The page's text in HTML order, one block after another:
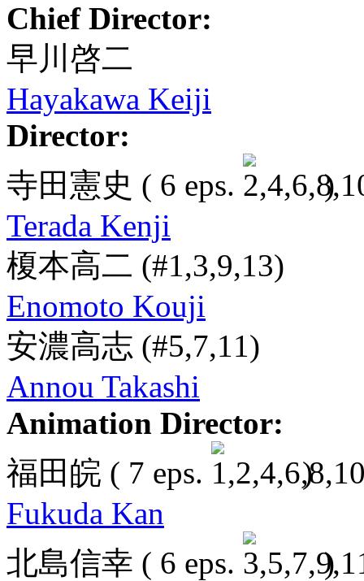
Chief Director:
早川啓二
Hayakawa Keiji
Director:
寺田憲史 ( 6 eps.
)
Terada Kenji
榎本高二 (#1,3,9,13)
Enomoto Kouji
安濃高志 (#5,7,11)
Annou Takashi
Animation Director:
福田皖 ( 7 eps.
)
Fukuda Kan
北島信幸 ( 6 eps.
)